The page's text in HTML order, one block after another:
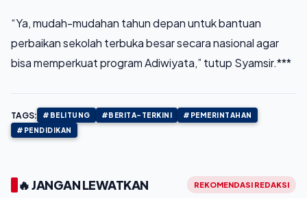
“Ya, mudah-mudahan tahun depan untuk bantuan
perbaikan sekolah terbuka besar secara nasional agar
bisa memperkuat program Adiwiyata,” tutup Syamsir.***
TAGS: #BELITUNG #BERITA-TERKINI
#PEMERINTAHAN
#PENDIDIKAN
🔥 JANGAN LEWATKAN REKOMENDASI REDAKSI